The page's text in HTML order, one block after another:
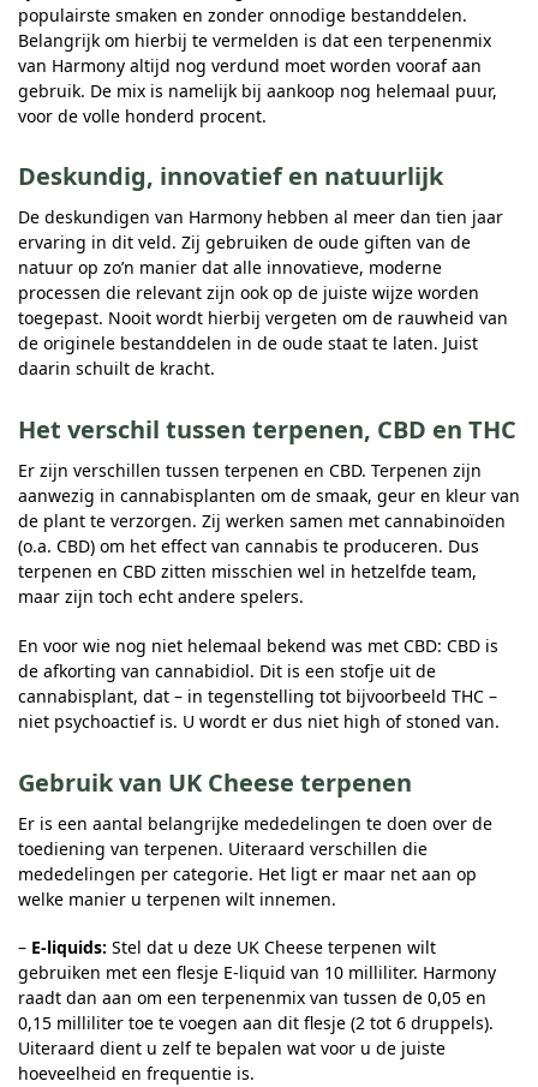
populairste smaken en zonder onnodige bestanddelen.
Belangrijk om hierbij te vermelden is dat een terpenenmix
van Harmony altijd nog verdund moet worden vooraf aan
gebruik. De mix is namelijk bij aankoop nog helemaal puur,
voor de volle honderd procent.
Deskundig, innovatief en natuurlijk
De deskundigen van Harmony hebben al meer dan tien jaar
ervaring in dit veld. Zij gebruiken de oude giften van de
natuur op zo’n manier dat alle innovatieve, moderne
processen die relevant zijn ook op de juiste wijze worden
toegepast. Nooit wordt hierbij vergeten om de rauwheid van
de originele bestanddelen in de oude staat te laten. Juist
daarin schuilt de kracht.
Het verschil tussen terpenen, CBD en THC
Er zijn verschillen tussen terpenen en CBD. Terpenen zijn
aanwezig in cannabisplanten om de smaak, geur en kleur van
de plant te verzorgen. Zij werken samen met cannabinoïden
(o.a. CBD) om het effect van cannabis te produceren. Dus
terpenen en CBD zitten misschien wel in hetzelfde team,
maar zijn toch echt andere spelers.
En voor wie nog niet helemaal bekend was met CBD: CBD is
de afkorting van cannabidiol. Dit is een stofje uit de
cannabisplant, dat – in tegenstelling tot bijvoorbeeld THC –
niet psychoactief is. U wordt er dus niet high of stoned van.
Gebruik van UK Cheese terpenen
Er is een aantal belangrijke mededelingen te doen over de
toediening van terpenen. Uiteraard verschillen die
mededelingen per categorie. Het ligt er maar net aan op
welke manier u terpenen wilt innemen.
– E-liquids: Stel dat u deze UK Cheese terpenen wilt
gebruiken met een flesje E-liquid van 10 milliliter. Harmony
raadt dan aan om een terpenenmix van tussen de 0,05 en
0,15 milliliter toe te voegen aan dit flesje (2 tot 6 druppels).
Uiteraard dient u zelf te bepalen wat voor u de juiste
hoeveelheid en frequentie is.